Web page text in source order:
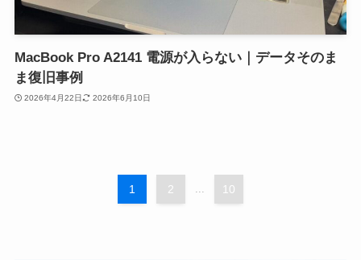
MacBook Pro A2141 電源が入らない｜データそのま
ま復旧事例
2026年4月22日 2026年6月10日
1 2 10